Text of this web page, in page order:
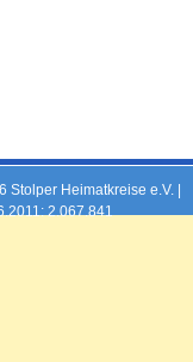
Stolper Heimatkreise e.V. |
2.067.841